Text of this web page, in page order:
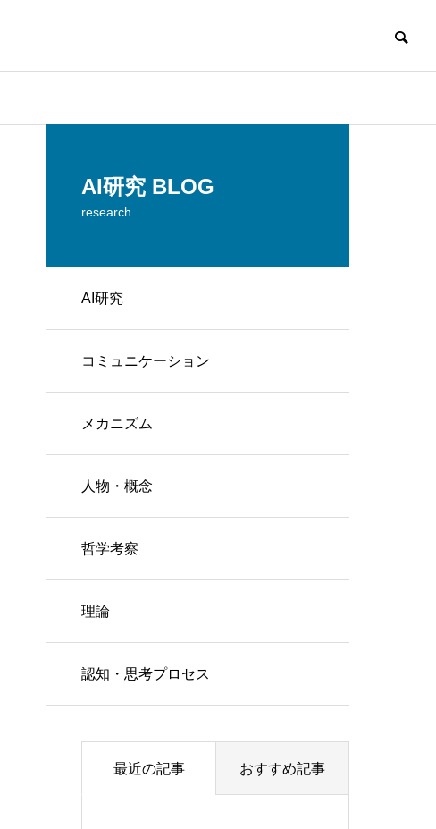
AI研究 BLOG
research
AI研究
コミュニケーション
メカニズム
人物・概念
哲学考察
理論
認知・思考プロセス
最近の記事 おすすめ記事